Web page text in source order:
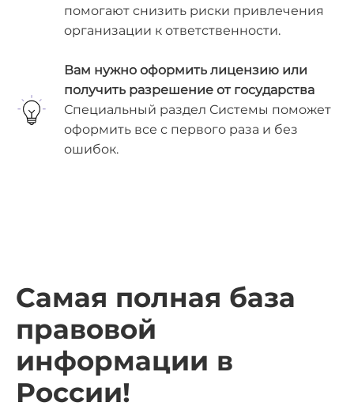
помогают снизить риски привлечения
организации к ответственности.
Вам нужно оформить лицензию или
получить разрешение от государства
Специальный раздел Системы поможет
оформить все с первого раза и без
ошибок.
Самая полная база
правовой
информации в
России!